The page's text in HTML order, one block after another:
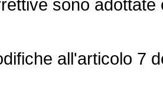
sono
all'articolo 7